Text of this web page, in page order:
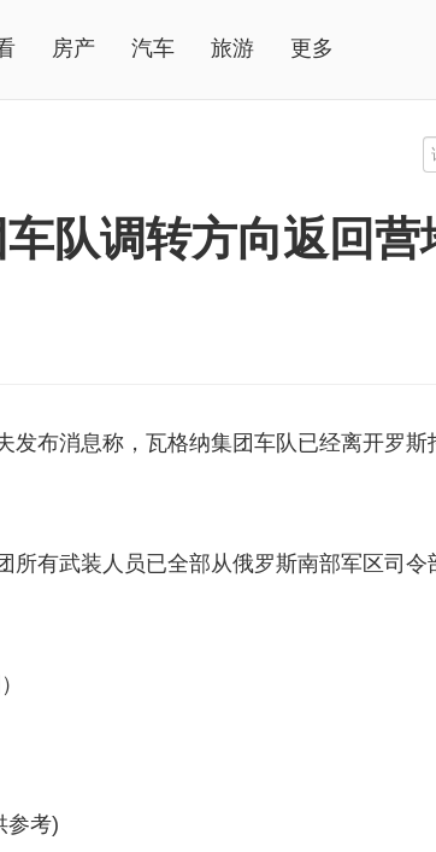
房产 汽车 旅游 更多
车队调转方向返回
发布消息称，瓦格纳集团车队已经离开罗斯
所有武装人员已全部从俄罗斯南部军区司令
参考)